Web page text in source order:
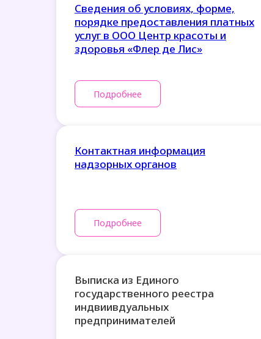
Сведения об условиях, форме,
порядке предоставления платных
услуг в ООО Центр красоты и
здоровья «Флер де Лис»
Подробнее
Контактная информация
надзорных органов
Подробнее
Выписка из Единого
государственного реестра
индвиивдуальных
предпринимателей